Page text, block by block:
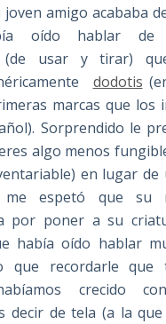
joven amigo acababa
oído hablar de
(de usar y tirar)
dodotis
marcas que los
Sorprendido le
algo menos
en lugar de
espetó que su
por poner a su
había oído hablar
que recordarle
crecido
decir de tela (a la